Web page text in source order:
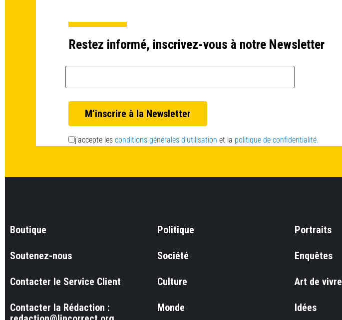
Restez informé, inscrivez-vous à notre Newsletter
j’accepte les conditions générales d’utilisation et la politique de confidentialité.
Boutique
Soutenez-nous
Contacter le Service Client
Contacter la Rédaction :
Politique
Société
Culture
Monde
Portraits
Enquêtes
Art de vivre
Idées